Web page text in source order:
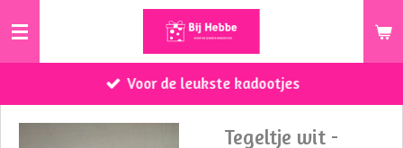
Ga
de
hoofdinhoud
Voor de leukste kadootjes
Tegeltje wit -